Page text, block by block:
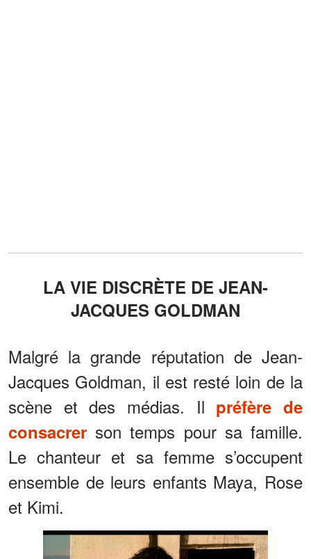
LA VIE DISCRÈTE DE JEAN-
JACQUES GOLDMAN
Malgré la grande réputation de Jean-
Jacques Goldman, il est resté loin de la
scène et des médias. Il préfère de
consacrer son temps pour sa famille.
Le chanteur et sa femme s’occupent
ensemble de leurs enfants Maya, Rose
et Kimi.